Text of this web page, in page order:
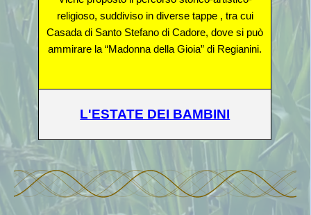
religioso, suddiviso in diverse tappe , tra cui
Casada di Santo Stefano di Cadore, dove si può
ammirare la “Madonna della Gioia” di Regianini.
L'ESTATE DEI BAMBINI